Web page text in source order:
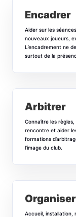
Encadrer
Aider sur les
nouveaux joueurs,
L’encadrement ne
surtout de la
Arbitrer
Connaître les
rencontre et aider
formations
l’image du club.
Organiser
Accueil, installation,